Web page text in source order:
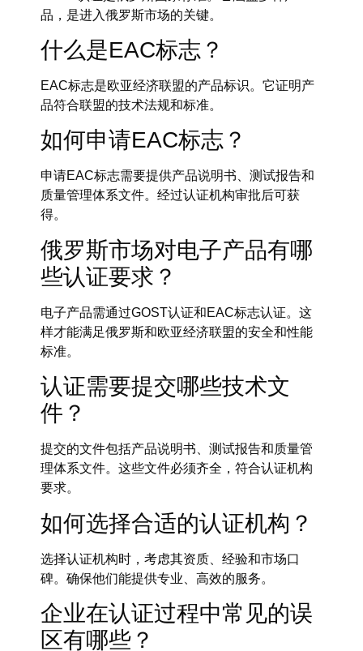
品，是进入俄罗斯市场的关键。
什么是EAC标志？
EAC标志是欧亚经济联盟的产品标识。它证明产
品符合联盟的技术法规和标准。
如何申请EAC标志？
申请EAC标志需要提供产品说明书、测试报告和
质量管理体系文件。经过认证机构审批后可获
得。
俄罗斯市场对电子产品有哪
些认证要求？
电子产品需通过GOST认证和EAC标志认证。这
样才能满足俄罗斯和欧亚经济联盟的安全和性能
标准。
认证需要提交哪些技术文
件？
提交的文件包括产品说明书、测试报告和质量管
理体系文件。这些文件必须齐全，符合认证机构
要求。
如何选择合适的认证机构？
选择认证机构时，考虑其资质、经验和市场口
碑。确保他们能提供专业、高效的服务。
企业在认证过程中常见的误
区有哪些？